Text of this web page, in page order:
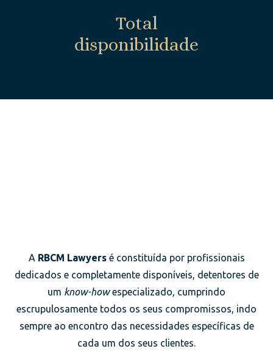
Total
disponibilidade
A RBCM Lawyersé constituída por profissionais
dedicados e completamente disponíveis, detentores de
um know-howespecializado, cumprindo
escrupulosamente todos os seus compromissos, indo
sempre ao encontro das necessidades específicas de
cada um dos seus clientes.